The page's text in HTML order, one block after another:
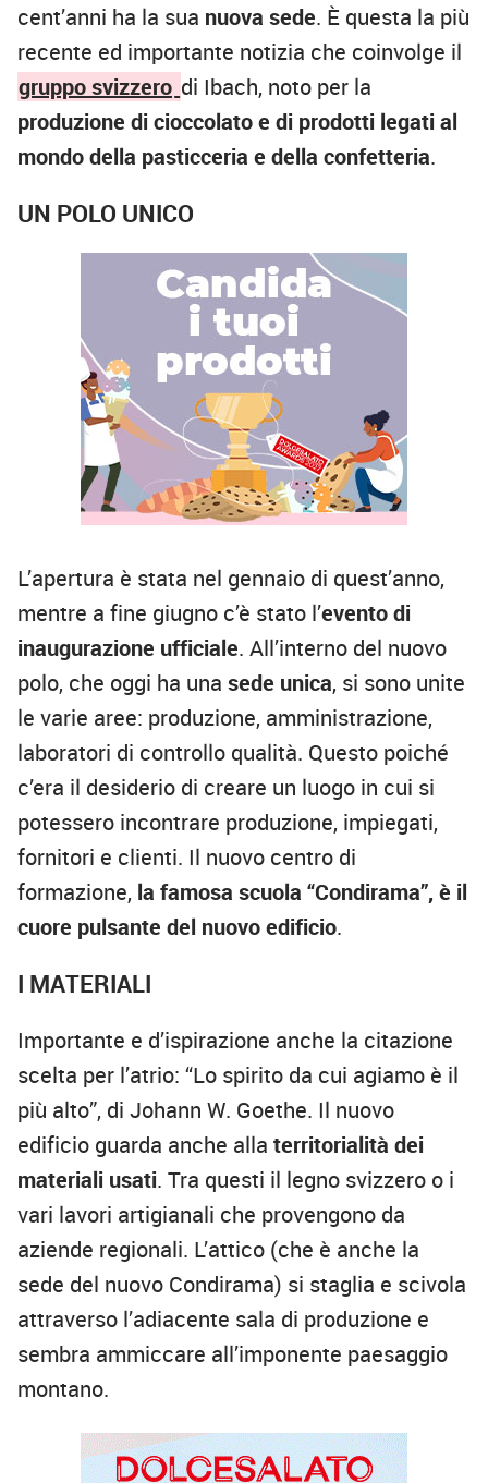
cent’anni ha la sua nuova sede. È questa la più
recente ed importante notizia che coinvolge il
gruppo svizzero di Ibach, noto per la
produzione di cioccolato e di prodotti legati al
mondo della pasticceria e della confetteria.
UN POLO UNICO
L’apertura è stata nel gennaio di quest’anno,
mentre a fine giugno c’è stato l’evento di
inaugurazione ufficiale. All’interno del nuovo
polo, che oggi ha una sede unica, si sono unite
le varie aree: produzione, amministrazione,
laboratori di controllo qualità. Questo poiché
c’era il desiderio di creare un luogo in cui si
potessero incontrare produzione, impiegati,
fornitori e clienti. Il nuovo centro di
formazione, la famosa scuola “Condirama”, è il
cuore pulsante del nuovo edificio.
I MATERIALI
Importante e d’ispirazione anche la citazione
scelta per l’atrio: “Lo spirito da cui agiamo è il
più alto”, di Johann W. Goethe. Il nuovo
edificio guarda anche alla territorialità dei
materiali usati. Tra questi il legno svizzero o i
vari lavori artigianali che provengono da
aziende regionali. L’attico (che è anche la
sede del nuovo Condirama) si staglia e scivola
attraverso l’adiacente sala di produzione e
sembra ammiccare all’imponente paesaggio
montano.